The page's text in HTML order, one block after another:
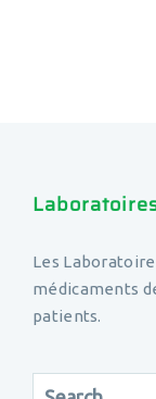
Les
médicaments
patients.